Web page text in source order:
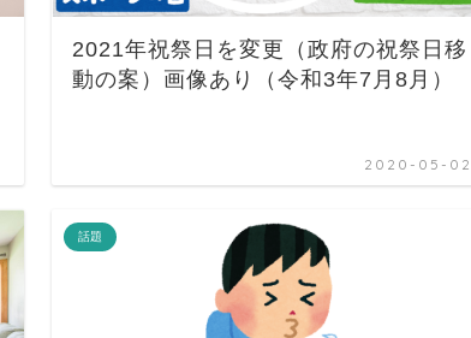
2021年祝祭日を変更（政府の祝祭日移
動の案）画像あり（令和3年7月8月）
2020-05-02
話題